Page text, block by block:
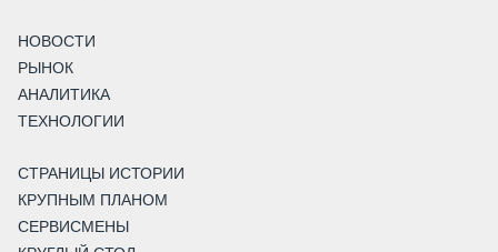
НОВОСТИ
РЫНОК
АНАЛИТИКА
ТЕХНОЛОГИИ
СТРАНИЦЫ ИСТОРИИ
КРУПНЫМ ПЛАНОМ
СЕРВИСМЕНЫ